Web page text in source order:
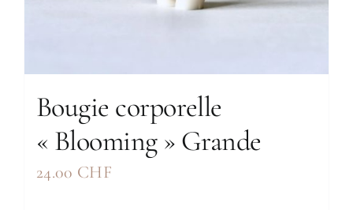
Bougie corporelle
« Blooming » Grande
24.00 CHF